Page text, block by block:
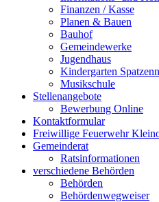
Finanzen / Kasse
Planen & Bauen
Bauhof
Gemeindewerke
Jugendhaus
Kindergarten
Musikschule
Stellenangebote
Bewerbung Online
Kontaktformular
Freiwillige Feuerwehr
Gemeinderat
Ratsinformationen
verschiedene Behörden
Behörden
Behördenwegweiser